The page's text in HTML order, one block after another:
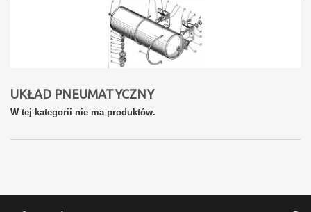
UKŁAD PNEUMATYCZNY
W tej kategorii nie ma produktów.